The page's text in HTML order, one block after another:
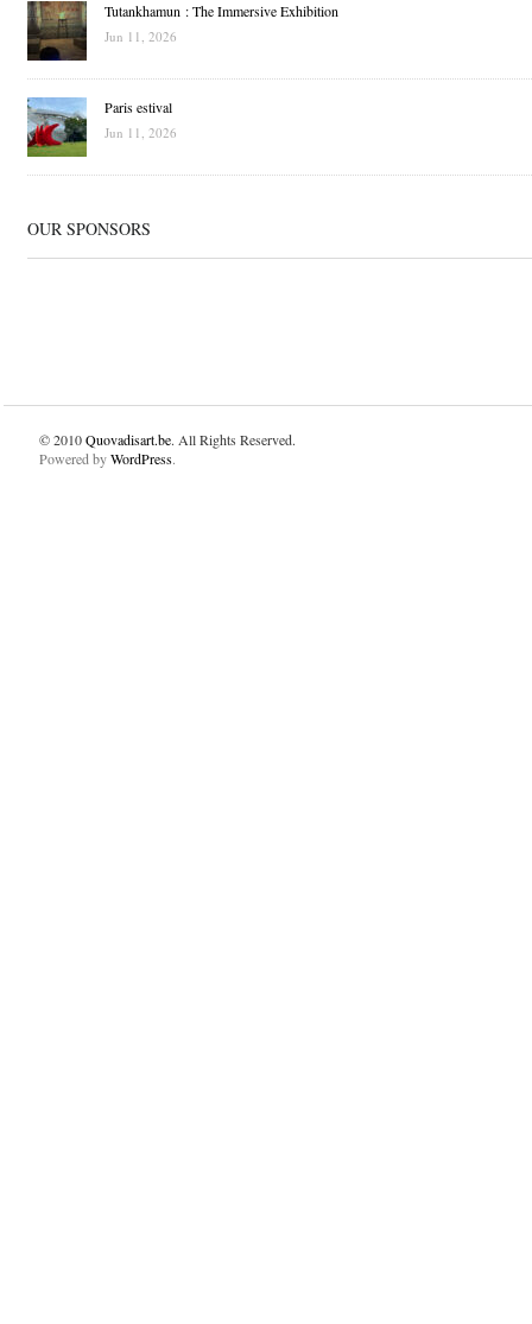
Tutankhamun : The Immersive Exhibition
Jun 11, 2026
Paris estival
Jun 11, 2026
OUR SPONSORS
© 2010Quovadisart.be. All Rights Reserved.
Powered byWordPress.